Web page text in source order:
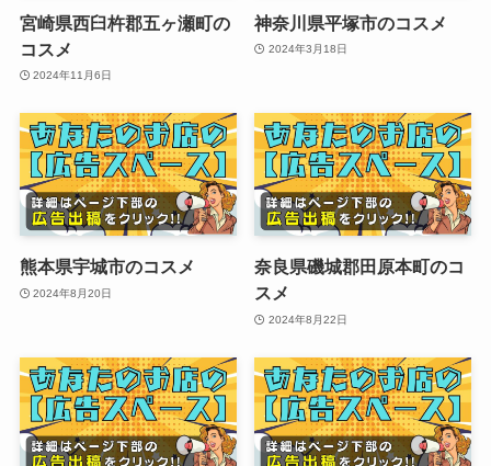
宮崎県西臼杵郡五ヶ瀬町の
コスメ
2024年11月6日
神奈川県平塚市のコスメ
2024年3月18日
熊本県宇城市のコスメ
2024年8月20日
奈良県磯城郡田原本町のコ
スメ
2024年8月22日